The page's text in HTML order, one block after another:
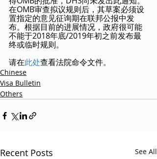
在OMB审查拟议规则后，其草案必须设
置指定的意见征询期在联邦公报中发
布。根据目前的进展情况，政府很可能
不能于2018年底/2019年初之前发布最
终或临时规则。
请在此处查看法院命令文件。
Chinese
Visa Bulletin
Others
Recent Posts See All